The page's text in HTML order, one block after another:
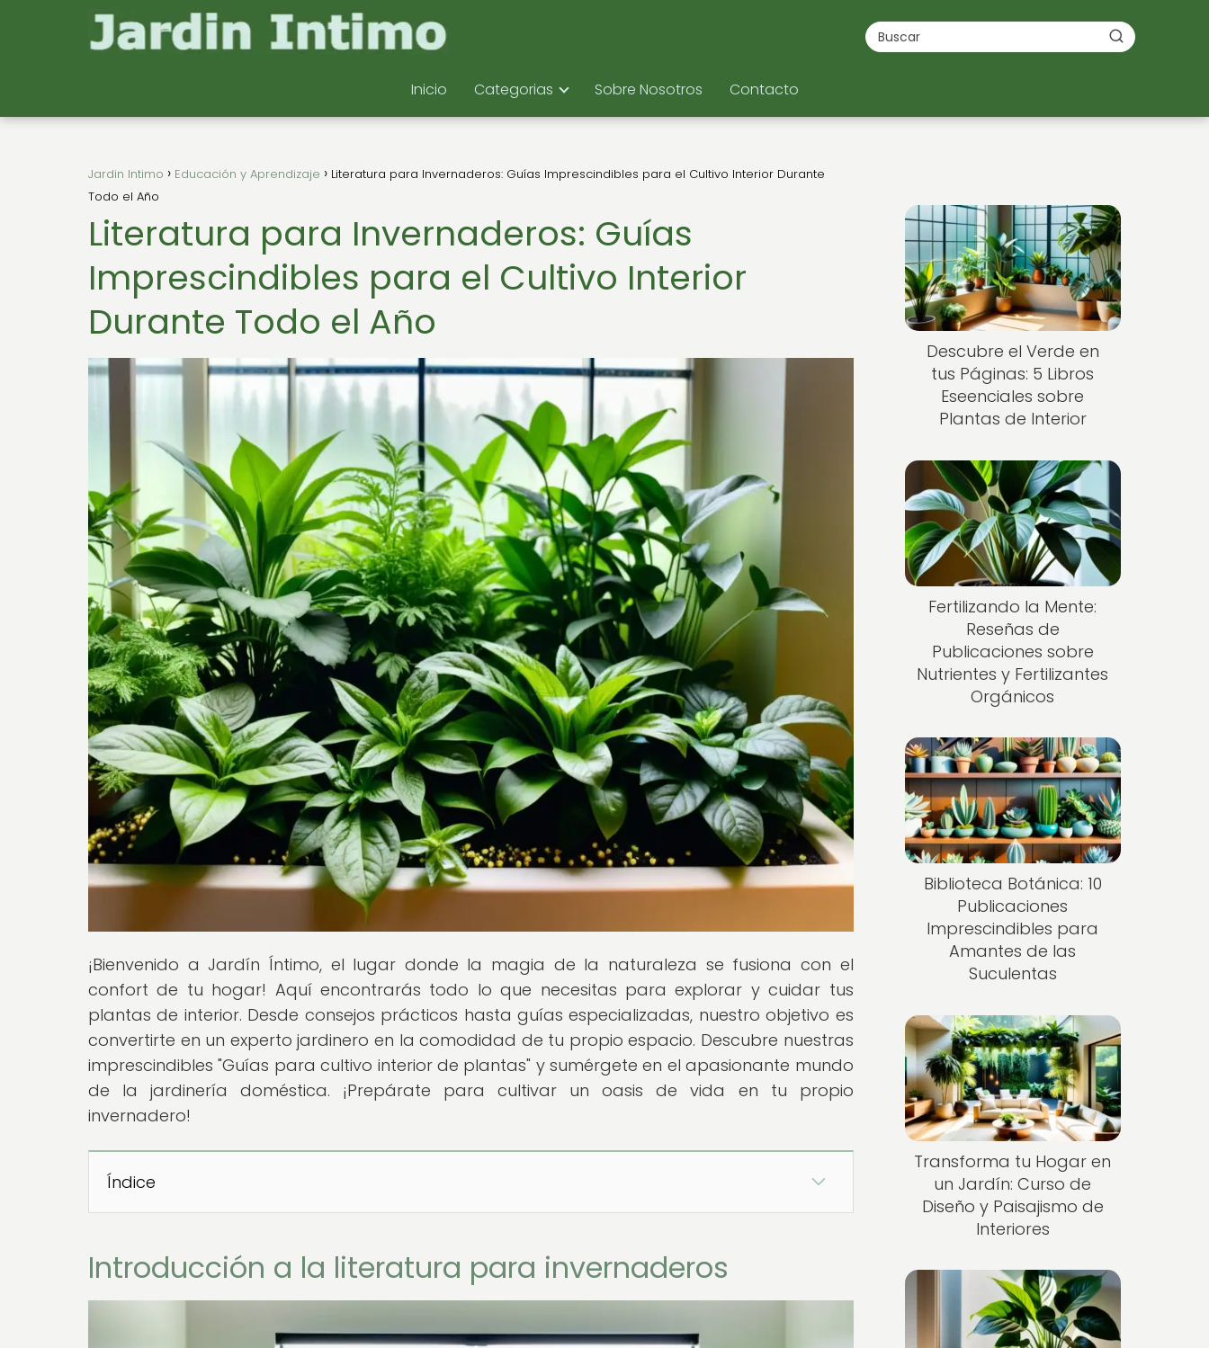
Inicio Categorias Sobre Nosotros Contacto
Jardin Intimo Educación y Aprendizaje
Literatura para Invernaderos: Guías Imprescindibles para el Cultivo Interior Durante
Todo el Año
Literatura para Invernaderos: Guías
Imprescindibles para el Cultivo Interior
Durante Todo el Año
¡Bienvenido a Jardín Íntimo, el lugar donde la magia de la naturaleza se fusiona con el
confort de tu hogar! Aquí encontrarás todo lo que necesitas para explorar y cuidar tus
plantas de interior. Desde consejos prácticos hasta guías especializadas, nuestro objetivo es
convertirte en un experto jardinero en la comodidad de tu propio espacio. Descubre nuestras
imprescindibles "Guías para cultivo interior de plantas" y sumérgete en el apasionante mundo
de la jardinería doméstica. ¡Prepárate para cultivar un oasis de vida en tu propio
invernadero!
Índice
Introducción a la literatura para invernaderos
Descubre el Verde en
tus Páginas: 5 Libros
Eseenciales sobre
Plantas de Interior
Fertilizando la Mente:
Reseñas de
Publicaciones sobre
Nutrientes y Fertilizantes
Orgánicos
Biblioteca Botánica: 10
Publicaciones
Imprescindibles para
Amantes de las
Suculentas
Transforma tu Hogar en
un Jardín: Curso de
Diseño y Paisajismo de
Interiores